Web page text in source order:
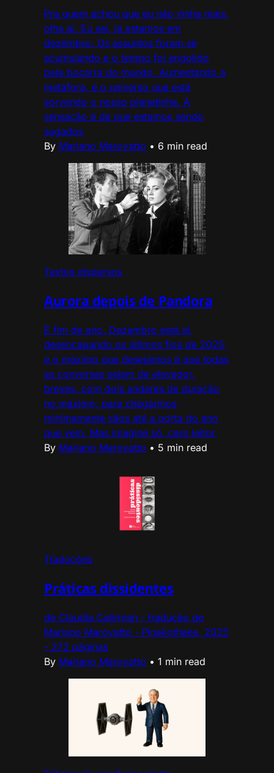
Pra quem achou que eu não vinha mais,
olha aí. Eu sei, já estamos em
dezembro. Os assuntos foram se
acumulando e o tempo foi engolido
pela bocarra do mundo. Aumentando a
metáfora, é o universo que está
sorvendo o nosso planetinha. A
sensação é de que estamos sendo
sugados
By Mariano Marovatto • 6 min read
Textos dispersos
Aurora depois de Pandora
É fim de ano. Dezembro está aí,
desencapando os últimos fios de 2025,
e o máximo que desejamos é que todas
as conversas sejam de elevador,
breves, com dois andares de duração
no máximo, para chegarmos
minimamente sãos até a porta do ano
que vem. Mas imagine só, caro leitor,
By Mariano Marovatto • 5 min read
Traduções
Práticas dissidentes
de Claudia Calirman - tradução de
Mariano Marovatto - Pinakotheke, 2025
- 272 páginas
By Mariano Marovatto • 1 min read